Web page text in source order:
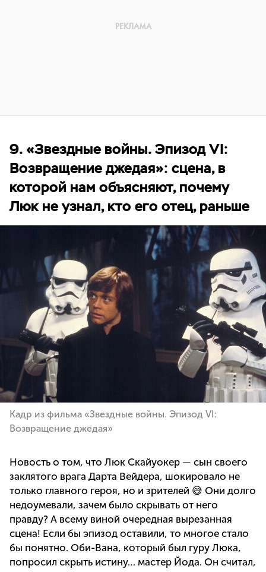
9. «Звездные войны. Эпизод VI:
Возвращение джедая»: сцена, в
которой нам объясняют, почему
Люк не узнал, кто его отец, раньше
Кадр из фильма «Звездные войны. Эпизод VI:
Возвращение джедая»
Новость о том, что Люк Скайуокер — сын своего
заклятого врага Дарта Вейдера, шокировало не
только главного героя, но и зрителей 😅 Они долго
недоумевали, зачем было скрывать от него
правду? А всему виной очередная вырезанная
сцена! Если бы эпизод оставили, то многое стало
бы понятно. Оби-Вана, который был гуру Люка,
попросил скрыть истину… мастер Йода. Он считал,